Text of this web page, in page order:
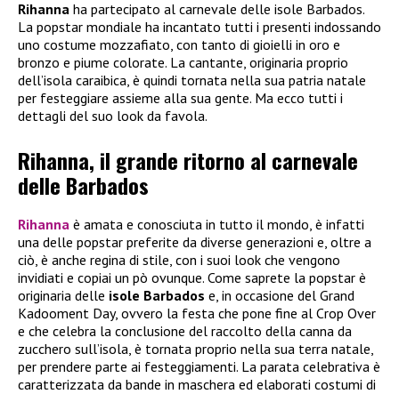
Rihanna ha partecipato al carnevale delle isole Barbados.
La popstar mondiale ha incantato tutti i presenti indossando
uno costume mozzafiato, con tanto di gioielli in oro e
bronzo e piume colorate. La cantante, originaria proprio
dell’isola caraibica, è quindi tornata nella sua patria natale
per festeggiare assieme alla sua gente. Ma ecco tutti i
dettagli del suo look da favola.
Rihanna, il grande ritorno al carnevale
delle Barbados
Rihanna è amata e conosciuta in tutto il mondo, è infatti
una delle popstar preferite da diverse generazioni e, oltre a
ciò, è anche regina di stile, con i suoi look che vengono
invidiati e copiai un pò ovunque. Come saprete la popstar è
originaria delle isole Barbados e, in occasione del Grand
Kadooment Day, ovvero la festa che pone fine al Crop Over
e che celebra la conclusione del raccolto della canna da
zucchero sull’isola, è tornata proprio nella sua terra natale,
per prendere parte ai festeggiamenti. La parata celebrativa è
caratterizzata da bande in maschera ed elaborati costumi di